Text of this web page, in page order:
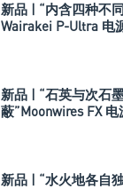
新品 | “内含四种不
Wairakei P-Ultra 电
新品 | “石英与次石
蔽”Moonwires FX 电
新品 | “水火地各自